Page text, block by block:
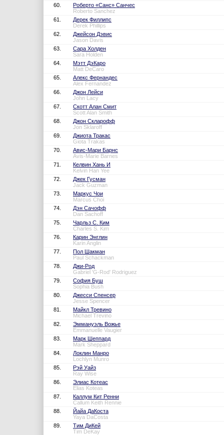
60.
Роберто «Санс» Санчес
Roberto Sanchez
61.
Дерек Филлипс
Derek Phillips
62.
Джейсон Дэвис
Jason Davis
63.
Сара Холден
Sara Holden
64.
Мэтт ДэКаро
Matt DeCaro
65.
Алекс Фернандес
Alex Fernandez
66.
Джон Лейси
John Lacy
67.
Скотт Алан Смит
Scott Alan Smith
68.
Джон Скларофф
Jon Sklaroff
69.
Джиота Тракас
Giota Trakas
70.
Авис-Мари Барнс
Avis-Marie Barnes
71.
Келвин Хань И
Kelvin Han Yee
72.
Джек Гусман
Jack Guzman
73.
Маркус Чои
Marcus Choi
74.
Дэн Сачофф
Dan Sachoff
75.
Чарльз С. Ким
Charles S. Kim
76.
Карин Энглин
Karin Anglin
77.
Пол Шакман
Paul Schackman
78.
Джи-Род
Gabriel 'G-Rod' Rodriguez
79.
София Буш
Sophia Bush
80.
Джесси Спенсер
Jesse Spencer
81.
Майкл Тревино
Michael Trevino
82.
Эммануэль Вожье
Emmanuelle Vaugier
83.
Марк Шеппард
Mark Sheppard
84.
Локлин Манро
Lochlyn Munro
85.
Рэй Уайз
Ray Wise
86.
Элиас Котеас
Elias Koteas
87.
Каллум Кит Ренни
Callum Keith Rennie
88.
Йайа ДаКоста
Yaya DaCosta
89.
Тим ДиКей
Tim DeKay